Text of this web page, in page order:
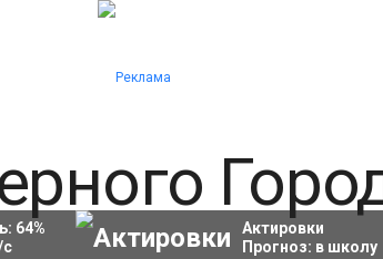
64%
Актировки
Прогноз: в школу